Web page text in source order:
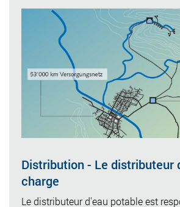
Distribution - Le distributeur
charge
Le distributeur d'eau potable est